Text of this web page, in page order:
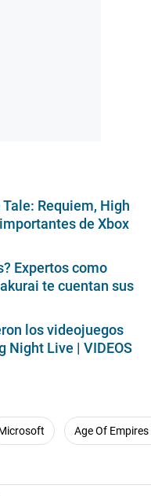
Requiem, High
de Xbox
Expertos como
te cuentan sus
los videojuegos
Night Live | VIDEOS
Age Of Empires